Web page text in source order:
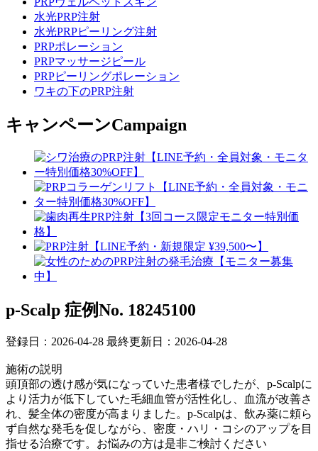
水光PRP注射
水光PRPピーリング注射
PRPポレーション
PRPマッサージピール
PRPピーリングポレーション
ワキの下のPRP注射
キャンペーンCampaign
p-Scalp 症例No. 18245100
登録日：2026-04-28 最終更新日：2026-04-28
施術の説明
頭頂部の透け感が気になっていた患者様でしたが、p-Scalpに
より活力が低下していた毛細血管が活性化し、血流が改善さ
れ、髪全体の密度が高まりました。p-Scalpは、飲み薬に頼ら
ず自然な発毛を促しながら、密度・ハリ・コシのアップを目
指せる治療です。お悩みの方は是非ご検討ください